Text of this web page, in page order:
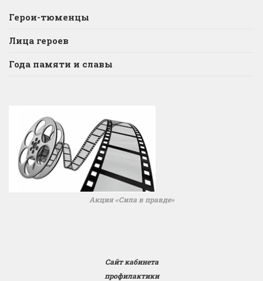
Герои-тюменцы
Лица героев
Года памяти и славы
Акция «Сила в правде»
Сайт кабинета
профилактики